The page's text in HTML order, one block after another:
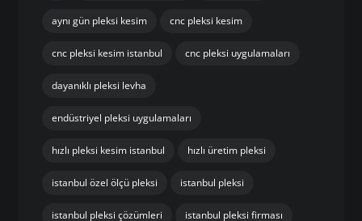
aynı gün pleksi kesim cnc pleksi kesim
cnc pleksi kesim istanbul cnc pleksi uygulamaları
dayanıklı pleksi levha
endüstriyel pleksi uygulamaları
hızlı pleksi kesim istanbul hızlı üretim pleksi
istanbul özel ölçü pleksi istanbul pleksi
istanbul pleksi çözümleri istanbul pleksi firması